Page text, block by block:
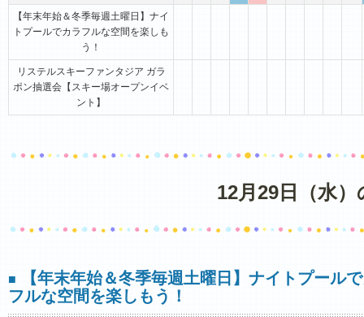
【年末年始＆冬季毎週土曜日】ナイ
トプールでカラフルな空間を楽しも
う！
リステルスキーファンタジア ガラ
ポン抽選会【スキー場オープンイベ
ント】
12月29日（水
■
【年末年始＆冬季毎週土曜日】ナイトプール
フルな空間を楽しもう！